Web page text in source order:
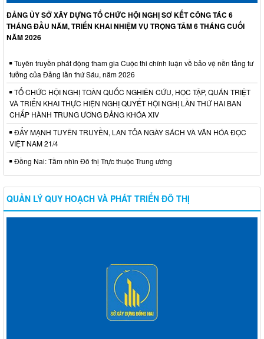
ĐẢNG ỦY SỞ XÂY DỰNG TỔ CHỨC HỘI NGHỊ SƠ KẾT CÔNG TÁC 6
THÁNG ĐẦU NĂM, TRIỂN KHAI NHIỆM VỤ TRỌNG TÂM 6 THÁNG CUỐI
NĂM 2026
Tuyên truyền phát động tham gia Cuộc thi chính luận về bảo vệ nền tảng tư
tưởng của Đảng lần thứ Sáu, năm 2026
TỔ CHỨC HỘI NGHỊ TOÀN QUỐC NGHIÊN CỨU, HỌC TẬP, QUÁN TRIỆT
VÀ TRIỂN KHAI THỰC HIỆN NGHỊ QUYẾT HỘI NGHỊ LẦN THỨ HAI BAN
CHẤP HÀNH TRUNG ƯƠNG ĐẢNG KHÓA XIV
ĐẨY MẠNH TUYÊN TRUYỀN, LAN TỎA NGÀY SÁCH VÀ VĂN HÓA ĐỌC
VIỆT NAM 21/4
Đồng Nai: Tầm nhìn Đô thị Trực thuộc Trung ương
QUẢN LÝ QUY HOẠCH VÀ PHÁT TRIỂN ĐÔ THỊ